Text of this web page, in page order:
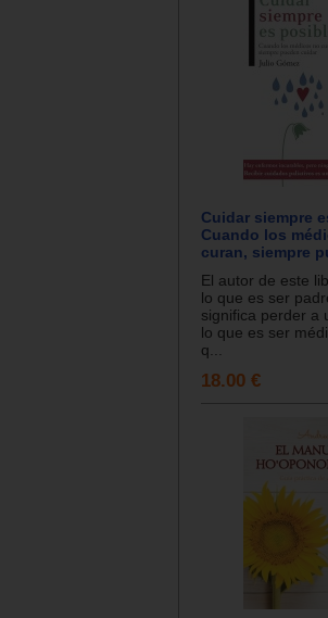
Cuidar siempre
Cuando los
curan, siempre
El autor de este
lo que es ser
significa perder a
lo que es ser
q...
18.00 €